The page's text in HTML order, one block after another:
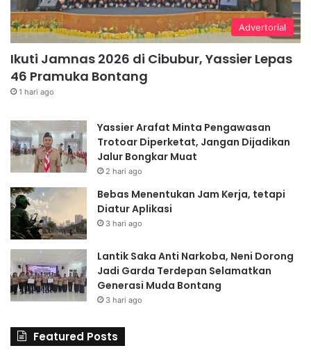
Advertorial
Ikuti Jamnas 2026 di Cibubur, Yassier Lepas
46 Pramuka Bontang
1 hari ago
Yassier Arafat Minta Pengawasan
Trotoar Diperketat, Jangan Dijadikan
Jalur Bongkar Muat
2 hari ago
Bebas Menentukan Jam Kerja, tetapi
Diatur Aplikasi
3 hari ago
Lantik Saka Anti Narkoba, Neni Dorong
Jadi Garda Terdepan Selamatkan
Generasi Muda Bontang
3 hari ago
Featured Posts